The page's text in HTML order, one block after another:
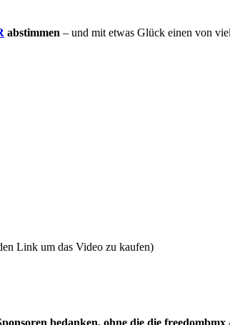
abstimmen – und mit etwas Glück einen von
Link um das Video zu kaufen)
bedanken, ohne die die